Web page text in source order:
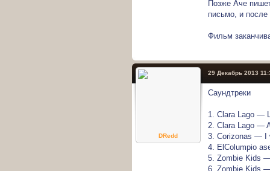
Позже Аче
письмо, и после
Фильм
29 Декабрь 2013
DRedd
Саундтреки
1. Clara Lago —
2. Clara Lago —
3. Corizonas — I
4. ElColumpio
5. Zombie Kids
6. Zombie Kids